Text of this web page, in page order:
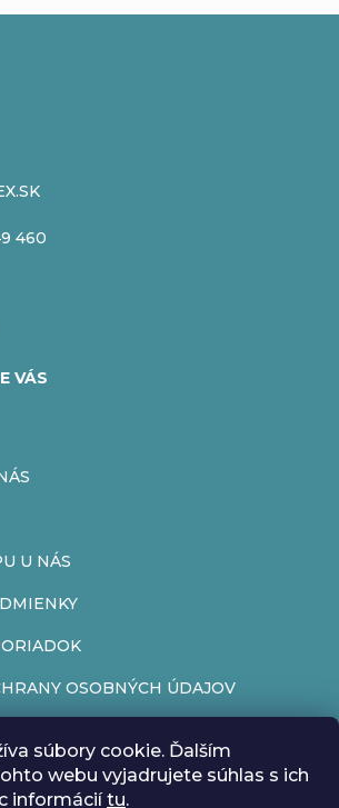
súbory cookie. Ďalším
webu vyjadrujete súhlas s ich
informáciítu.
460
VÁS
U NÁS
OSOBNÝCH ÚDAJOV